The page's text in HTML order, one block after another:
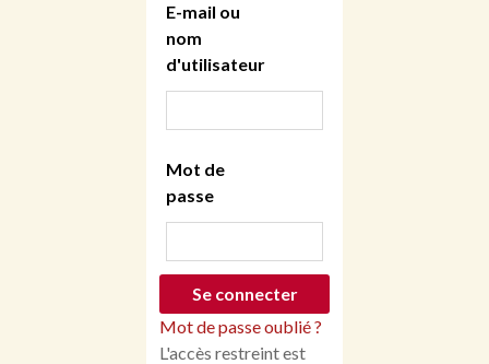
E-mail ou
nom
d'utilisateur
Mot de
passe
Mot de passe oublié ?
L'accès restreint est